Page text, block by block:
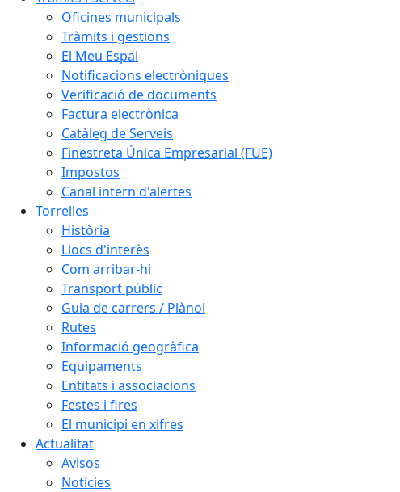
Oficines municipals
Tràmits i gestions
El Meu Espai
Notificacions electròniques
Verificació de documents
Factura electrònica
Catàleg de Serveis
Finestreta Única Empresarial (FUE)
Impostos
Canal intern d'alertes
Torrelles
Història
Llocs d'interès
Com arribar-hi
Transport públic
Guia de carrers / Plànol
Rutes
Informació geogràfica
Equipaments
Entitats i associacions
Festes i fires
El municipi en xifres
Actualitat
Avisos
Notícies